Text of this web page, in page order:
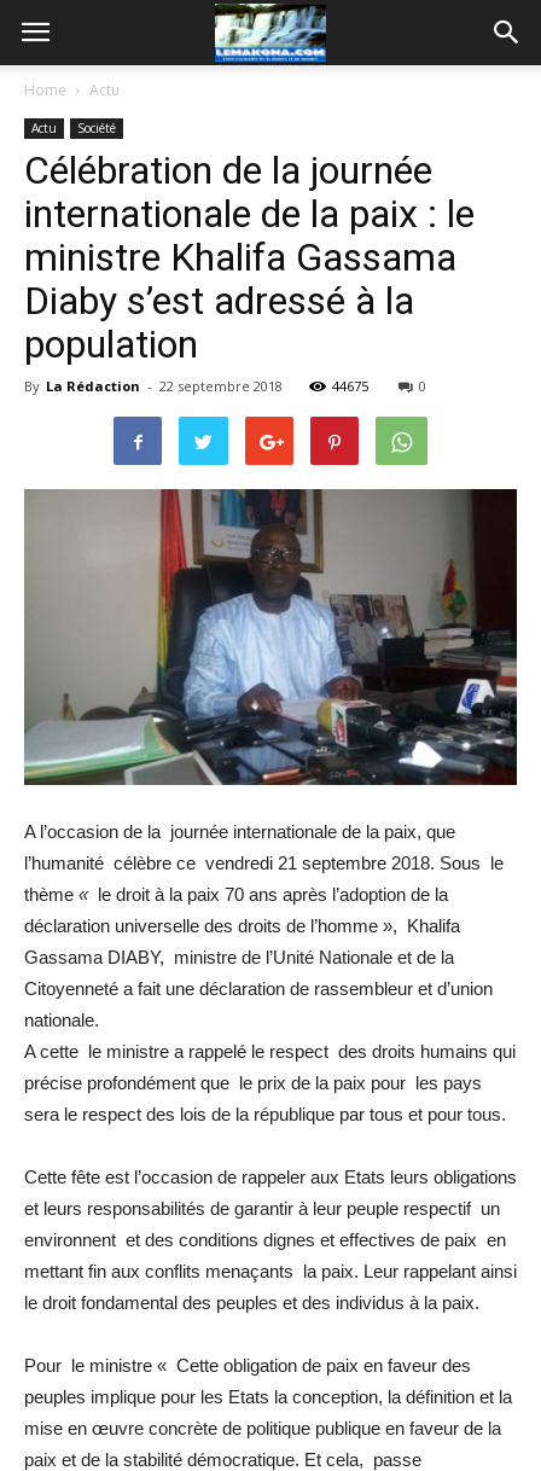
Home Actu
Actu Société
Célébration de la journée
internationale de la paix : le
ministre Khalifa Gassama
Diaby s’est adressé à la
population
By La Rédaction - 22 septembre 2018 44675 0
A l’occasion de la journée internationale de la paix, que
l’humanité célèbre ce vendredi 21 septembre 2018. Sous le
thème « le droit à la paix 70 ans après l’adoption de la
déclaration universelle des droits de l’homme », Khalifa
Gassama DIABY, ministre de l’Unité Nationale et de la
Citoyenneté a fait une déclaration de rassembleur et d’union
nationale.
A cette le ministre a rappelé le respect des droits humains qui
précise profondément que le prix de la paix pour les pays
sera le respect des lois de la république par tous et pour tous.
Cette fête est l’occasion de rappeler aux Etats leurs obligations
et leurs responsabilités de garantir à leur peuple respectif un
environnent et des conditions dignes et effectives de paix en
mettant fin aux conflits menaçants la paix. Leur rappelant ainsi
le droit fondamental des peuples et des individus à la paix.
Pour le ministre « Cette obligation de paix en faveur des
peuples implique pour les Etats la conception, la définition et la
mise en œuvre concrète de politique publique en faveur de la
paix et de la stabilité démocratique. Et cela, passe